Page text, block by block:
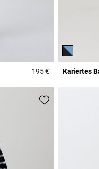
195 €5 out of 5Kariertes